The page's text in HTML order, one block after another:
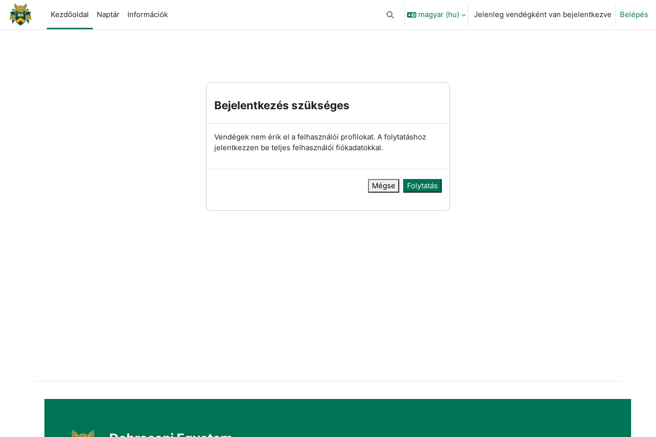
Tovább a fő tartalomhoz
Kezdőoldal
Naptár Információk Keresési bemeneti adatok váltása
magyar ‎(hu)‎ Jelenleg vendégként van bejelentkezve Belépés
Bejelentkezés szükséges
Vendégek nem érik el a felhasználói profilokat. A folytatáshoz
jelentkezzen be teljes felhasználói fiókadatokkal.
Mégse Folytatás